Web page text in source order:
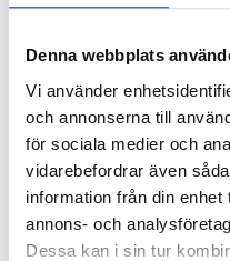
Denna webbplats
Vi använder
och annonserna till
för sociala medier och
vidarebefordrar även
information från din
annons- och
Dessa kan i sin tur
Studieort
DISTANS
GÅ TILL